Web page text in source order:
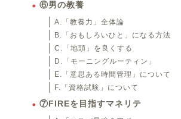
⑥男の教養
A.「教養力」全体論
B.「おもしろいひと」になる方法
C.「地頭」を良くする
D.「モーニングルーティン」
E.「意思ある時間管理」について
F.「資格試験」について
⑦FIREを目指すマネリテ